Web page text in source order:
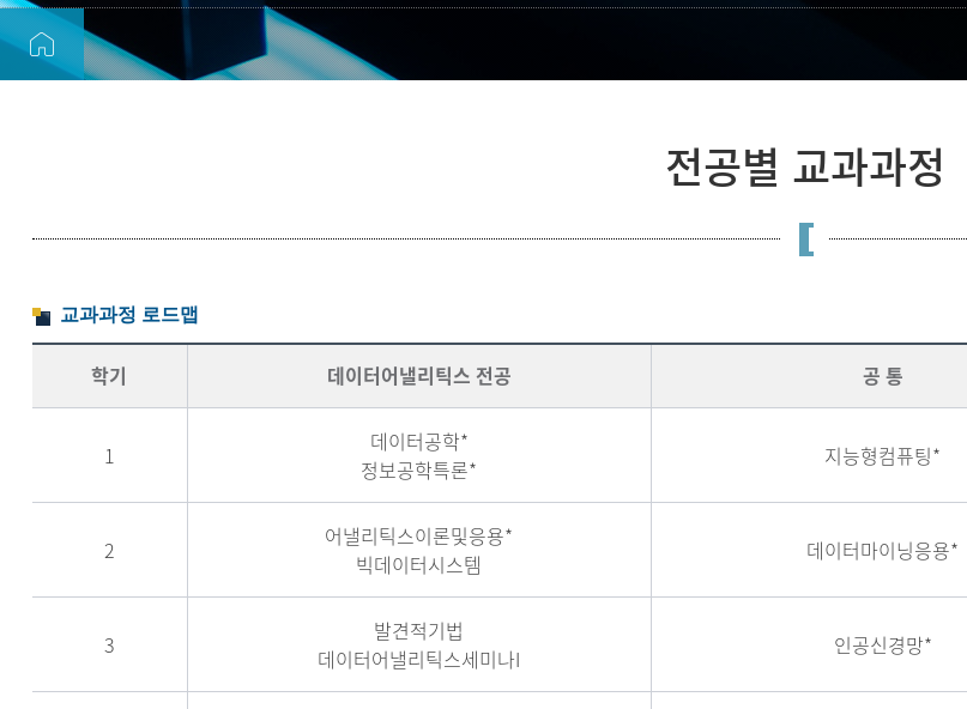
전공별 교과과정
교과과정 로드맵
학기 데이터어낼리틱스 전공 공 통
1
데이터공학*
정보공학특론*
지능형컴퓨팅*
2
어낼리틱스이론및응용*
빅데이터시스템
데이터마이닝응용*
3
발견적기법
데이터어낼리틱스세미나I
인공신경망*